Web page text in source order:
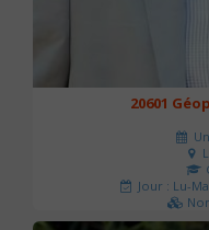
20601
Jour : Lu-